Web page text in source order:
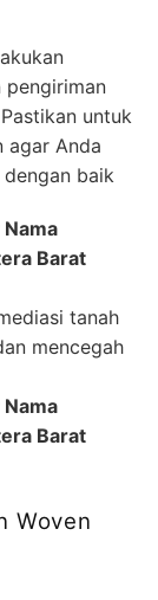
pengiriman
untuk
agar Anda
baik
Barat
tanah
mencegah
Barat
Woven